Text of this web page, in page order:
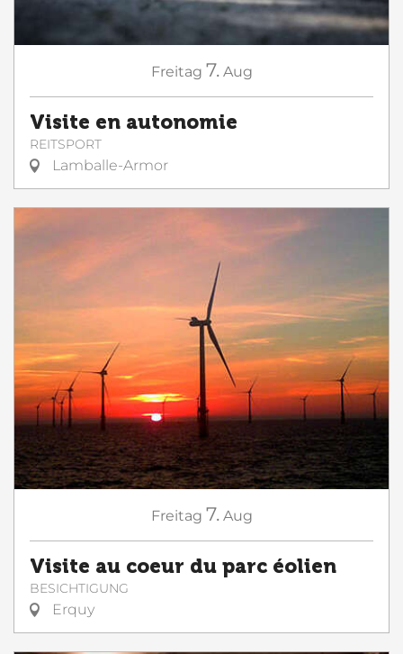
Freitag 7. Aug
Visite en autonomie
REITSPORT
Lamballe-Armor
Freitag 7. Aug
Visite au coeur du parc éolien
BESICHTIGUNG
Erquy